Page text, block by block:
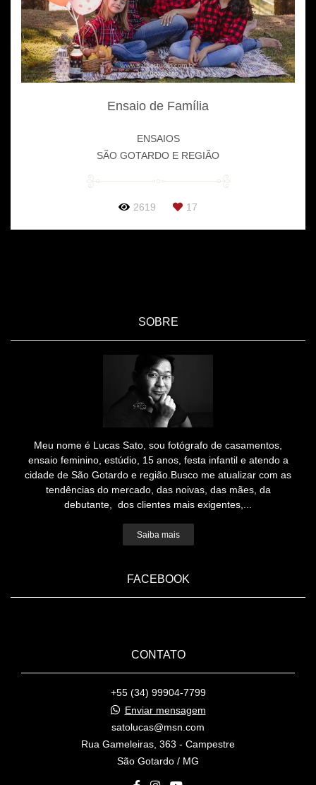
Ensaio de Família
ENSAIOS
SÃO GOTARDO E REGIÃO
2619 17
SOBRE
Meu nome é Lucas Sato, sou fotógrafo de casamentos,
ensaio feminino, estúdio, 15 anos, festa infantil e atendo a
cidade de São Gotardo e região.Busco me atualizar com as
tendências do mercado, das noivas, das mães, da
debutante, dos clientes mais exigentes,...
Saiba mais
FACEBOOK
CONTATO
+55 (34) 99904-7799
Enviar mensagem
satolucas@msn.com
Rua Gameleiras, 363 - Campestre
São Gotardo / MG